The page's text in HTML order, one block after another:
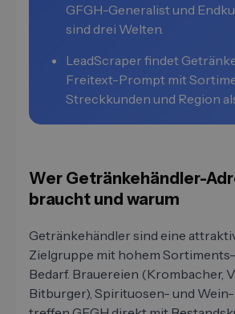
GFGH-Generalist und
sind drei Welten.
LeadScraper findet
Freitext-Prompt mit
Streckkunden und Region
Wer Getränkehändler-
braucht und warum
Getränkehändler sind eine
Zielgruppe mit hohem
Bedarf. Brauereien (Krombacher,
Bitburger), Spirituosen- und